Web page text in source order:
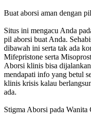
Buat aborsi aman dengan
Situs ini mengacu Anda
pil aborsi buat Anda.
dibawah ini serta tak ada
Mifepristone serta
Aborsi klinis bisa
mendapati info yang betul
klinis krisis kalau
ada.
Stigma Aborsi pada